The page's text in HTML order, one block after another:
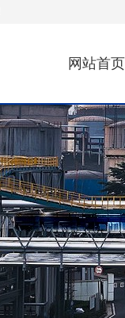
网站首页